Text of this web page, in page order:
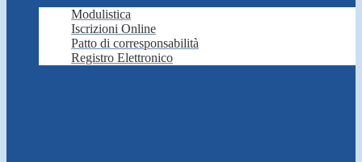
Modulistica
Iscrizioni Online
Patto di corresponsabilità
Registro Elettronico